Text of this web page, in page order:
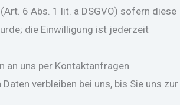
6 Abs. 1 lit. a DSGVO) sofern diese
die Einwilligung ist jederzeit
an uns per Kontaktanfragen
verbleiben bei uns, bis Sie uns zur